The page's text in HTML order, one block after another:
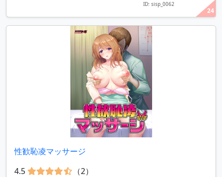
24
ID: sisp_0062
性歓恥凌マッサージ
4.5
（2）